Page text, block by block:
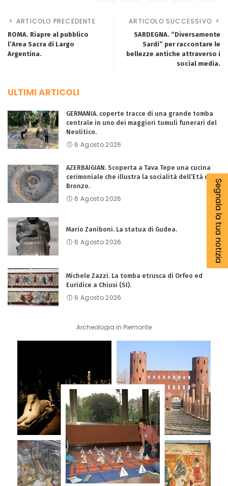
ARTICOLO PRECEDENTE
ROMA. Riapre al pubblico
l’Area Sacra di Largo
Argentina.
ARTICOLO SUCCESSIVO
SARDEGNA. “Diversamente
Sardi” per raccontare le
bellezze antiche attraverso i
social media.
ULTIMI ARTICOLI
GERMANIA. coperte tracce di una grande tomba
centrale in uno dei maggiori tumuli funerari del
Neolitico.
6 Agosto 2026
AZERBAIGIAN. Scoperta a Tava Tepe una cucina
cerimoniale che illustra la socialità dell’Età del
Bronzo.
6 Agosto 2026
Mario Zaniboni. La statua di Gudea.
6 Agosto 2026
Michele Zazzi. La tomba etrusca di Orfeo ed
Euridice a Chiusi (SI).
6 Agosto 2026
Archeologia in Piemonte
Segnala la tua notizia